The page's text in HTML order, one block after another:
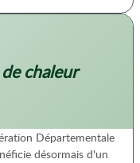
chaleur
Départementale
désormais d'un